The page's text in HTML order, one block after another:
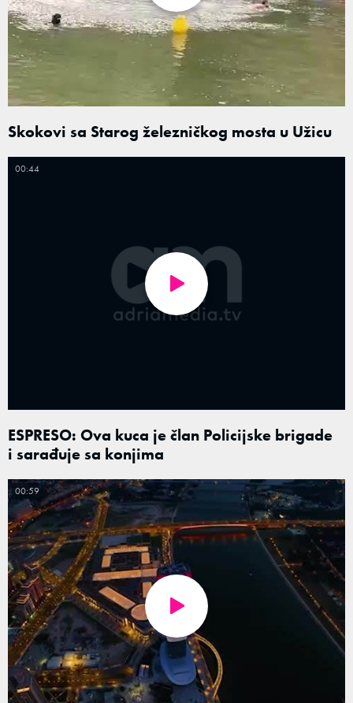
Skokovi sa Starog železničkog mosta u Užicu
ESPRESO: Ova kuca je član Policijske brigade
i sarađuje sa konjima
00:44
00:59